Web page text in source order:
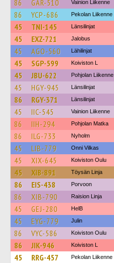
86 GAR-510 Vainion Liikenne
86 YCP-686 Pekolan Liikenne
45 TNI-145 Länsilinjat
45 EXZ-721 Jalobus
45 AGO-560 Lähilinjat
45 SGP-599 Koiviston L
45 JBU-622 Pohjolan Liikenne
45 HGY-945 Länsilinjat
86 RGY-371 Länsilinjat
45 IIC-545 Vainion Liikenne
86 IIH-294 Pohjolan Matka
86 ILG-733 Nyholm
45 LIB-779 Onni Vilkas
45 XIX-645 Koiviston Oulu
45 XIB-891 Töysän Linja
86 EIS-438 Porvoon
86 XIB-790 Raision Linja
45 GEJ-280 HelB
45 EYG-779 Julin
86 VYC-586 Koiviston Oulu
86 JIK-946 Koiviston L
45 RRG-457 Pekolan Liikenne